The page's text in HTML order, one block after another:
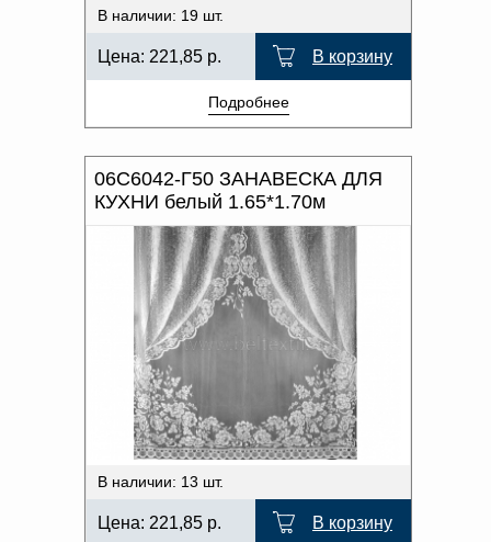
В наличии: 19 шт.
Цена: 221,85 р. В корзину
Подробнее
06С6042-Г50 ЗАНАВЕСКА ДЛЯ
КУХНИ белый 1.65*1.70м
В наличии: 13 шт.
Цена: 221,85 р. В корзину